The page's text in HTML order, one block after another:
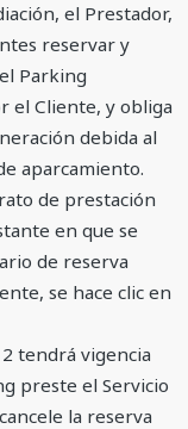
el Prestador,
reservar y
Parking
el Cliente, y obliga
debida al
aparcamiento.
de prestación
en que se
de reserva
se hace clic en
tendrá vigencia
preste el Servicio
la reserva